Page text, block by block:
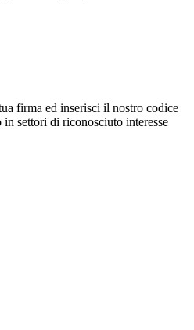
firma ed inserisci il nostro codice
settori di riconosciuto interesse